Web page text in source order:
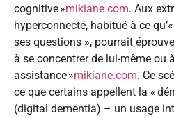
cognitive »mikiane.com. Aux
hyperconnecté, habitué à ce
ses questions », pourrait
à se concentrer de lui-même ou
assistance »mikiane.com. Ce
ce que certains appellent la «
(digital dementia) – un usage